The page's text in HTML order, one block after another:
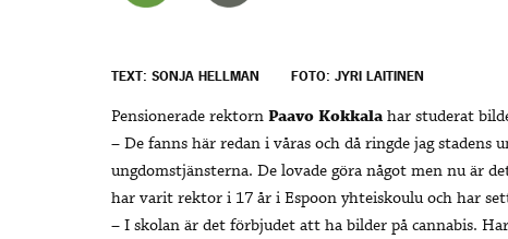
TEXT: SONJA HELLMAN FOTO: JYRI LAITINEN
Pensionerade rektorn Paavo Kokkala har studerat
– De fanns här redan i våras och då ringde jag stadens
ungdomstjänsterna. De lovade göra något men nu är
har varit rektor i 17 år i Espoon yhteiskoulu och har
– I skolan är det förbjudet att ha bilder på cannabis.